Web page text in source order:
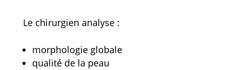
Le chirurgien analyse :
morphologie globale
qualité de la peau